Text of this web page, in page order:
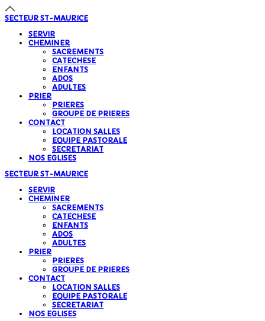
SECTEUR ST-MAURICE
SERVIR
CHEMINER
SACREMENTS
CATECHESE
ENFANTS
ADOS
ADULTES
PRIER
PRIERES
GROUPE DE PRIERES
CONTACT
LOCATION SALLES
EQUIPE PASTORALE
SECRETARIAT
NOS EGLISES
SECTEUR ST-MAURICE
SERVIR
CHEMINER
SACREMENTS
CATECHESE
ENFANTS
ADOS
ADULTES
PRIER
PRIERES
GROUPE DE PRIERES
CONTACT
LOCATION SALLES
EQUIPE PASTORALE
SECRETARIAT
NOS EGLISES